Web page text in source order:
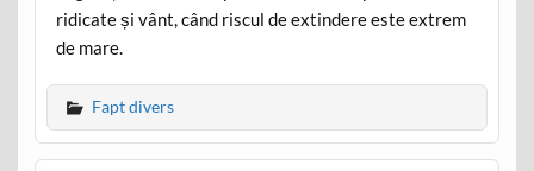
ridicate și vânt, când riscul de extindere este extrem
de mare.
Fapt divers